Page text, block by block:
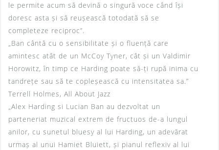
le permite acum să devină o singură voce când își
doresc asta și să reușească totodată să se
completeze reciproc”.
„Ban cântă cu o sensibilitate și o fluență care
amintesc atât de un McCoy Tyner, cât și un Valdimir
Horowitz, în timp ce Harding poate să-ți rupă inima cu
tandrețe sau să te copleșească cu intensitatea sa.”
Terrell Holmes, All About Jazz
„Alex Harding si Lucian Ban au dezvoltat un
parteneriat muzical extrem de fructuos de-a lungul
anilor, cu sunetul bluesy al lui Harding, un adevărat
urmaș al unui Hamiet Bluiett, și pianul reflexiv al lui